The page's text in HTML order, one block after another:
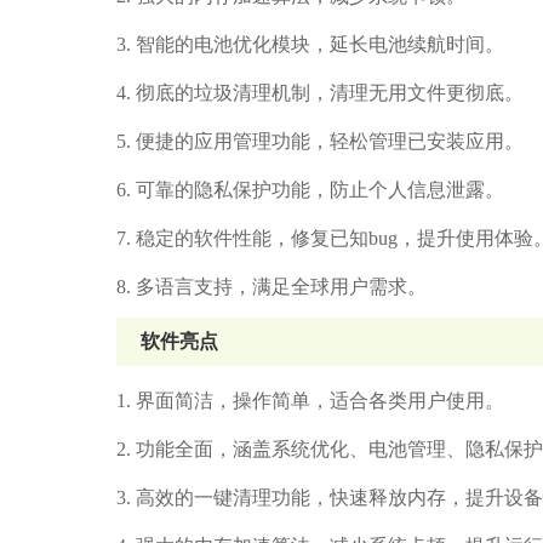
3. 智能的电池优化模块，延长电池续航时间。
4. 彻底的垃圾清理机制，清理无用文件更彻底。
5. 便捷的应用管理功能，轻松管理已安装应用。
6. 可靠的隐私保护功能，防止个人信息泄露。
7. 稳定的软件性能，修复已知bug，提升使用体验。
8. 多语言支持，满足全球用户需求。
软件亮点
1. 界面简洁，操作简单，适合各类用户使用。
2. 功能全面，涵盖系统优化、电池管理、隐私保护
3. 高效的一键清理功能，快速释放内存，提升设备